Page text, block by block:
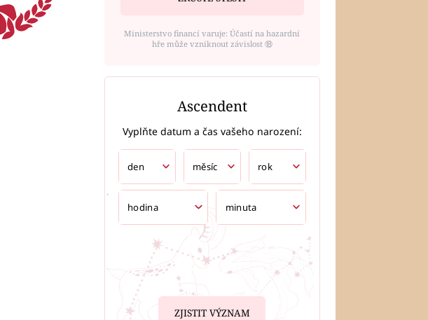
Ministerstvo financí varuje: Účastí na hazardní
hře může vzniknout závislost ⑱
Ascendent
Vyplňte datum a čas vašeho narození:
ZJISTIT VÝZNAM